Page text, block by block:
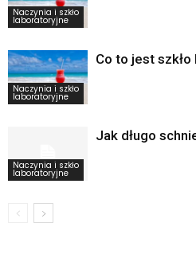
Naczynia i szkło
laboratoryjne
Naczynia i szkło
laboratoryjne
Co to jest
Naczynia i szkło
laboratoryjne
Jak długo